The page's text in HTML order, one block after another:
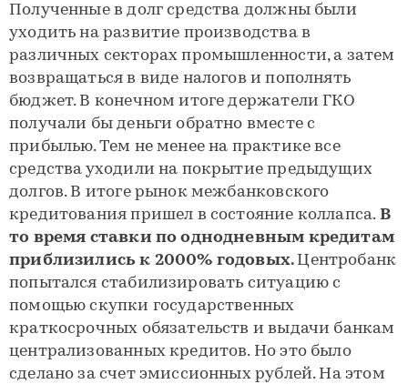
Полученные в долг средства должны были
уходить на развитие производства в
различных секторах промышленности, а затем
возвращаться в виде налогов и пополнять
бюджет. В конечном итоге держатели ГКО
получали бы деньги обратно вместе с
прибылью. Тем не менее на практике все
средства уходили на покрытие предыдущих
долгов. В итоге рынок межбанковского
кредитования пришел в состояние коллапса. В
то время ставки по однодневным кредитам
приблизились к 2000% годовых. Центробанк
попытался стабилизировать ситуацию с
помощью скупки государственных
краткосрочных обязательств и выдачи банкам
централизованных кредитов. Но это было
сделано за счет эмиссионных рублей. На этом